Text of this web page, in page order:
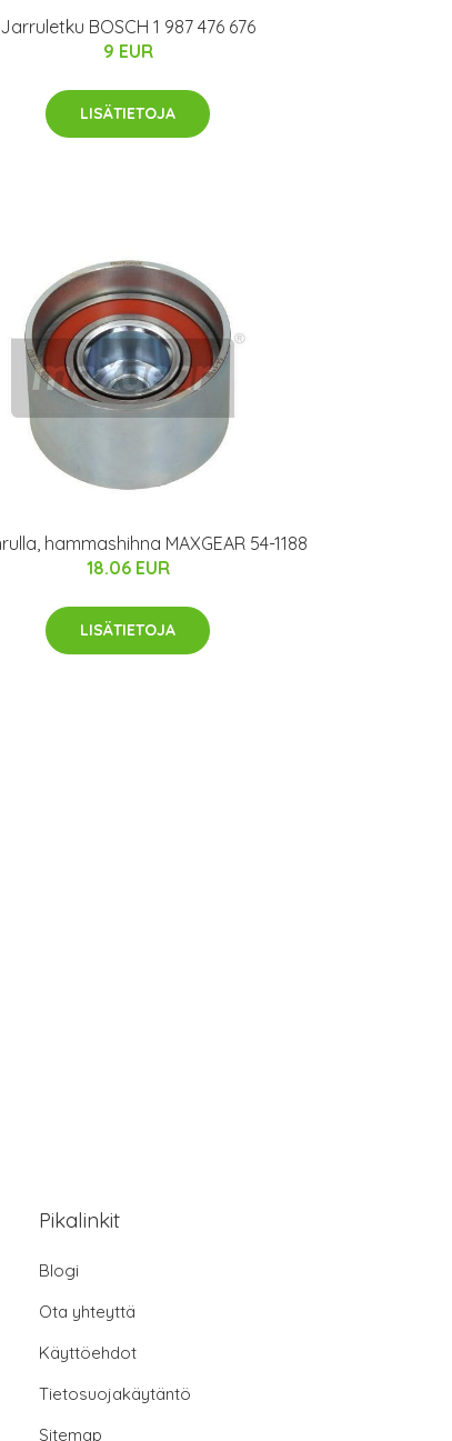
Jarruletku BOSCH 1 987 476 676
9 EUR
LISÄTIETOJA
hammashihna MAXGEAR 54-1188
18.06 EUR
LISÄTIETOJA
Pikalinkit
Blogi
Ota yhteyttä
Käyttöehdot
Tietosuojakäytäntö
Sitemap